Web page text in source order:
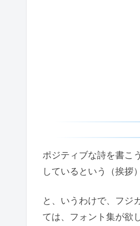
ポジティブな詩を書こ
しているという（挨拶）
と、いうわけで、フジ
ては、フォント集が欲